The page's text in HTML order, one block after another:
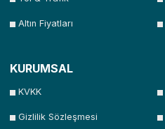
Altın Fiyatları
KURUMSAL
KVKK
Gizlilik Sözleşmesi